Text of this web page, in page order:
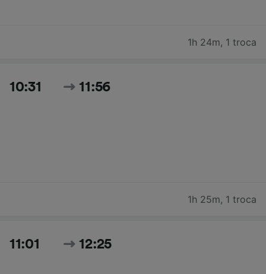
1h 24m, 1 troca
10:31 11:56
1h 25m, 1 troca
11:01 12:25